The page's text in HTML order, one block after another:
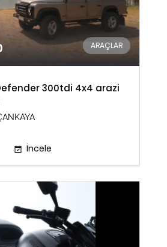
ARAÇLAR
300tdi 4x4 arazi
İncele